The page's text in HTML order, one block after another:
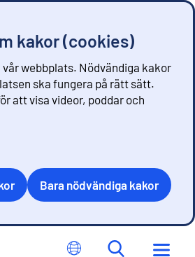
kakor (cookies)
webbplats. Nödvändiga kakor
ska fungera på rätt sätt.
att visa videor, poddar och
Bara nödvändiga kakor